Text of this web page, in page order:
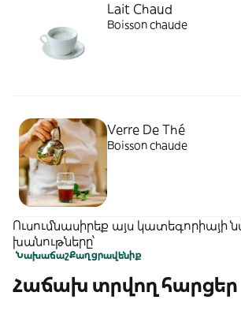
Lait Chaud
Boisson chaude
Verre De Thé
Boisson chaude
Ուսումնասիրեք այս
խանութները՝
ՆախաճաշՔաղցրավենիք
Հաճախ տրվող հարցեր